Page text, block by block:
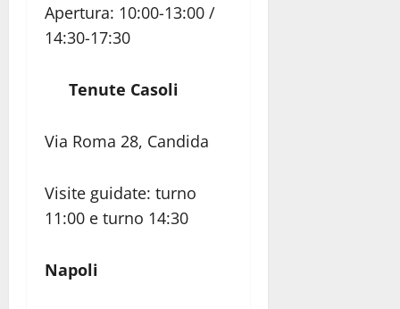
Apertura: 10:00-13:00 /
14:30-17:30
Tenute Casoli
Via Roma 28, Candida
Visite guidate: turno
11:00 e turno 14:30
Napoli